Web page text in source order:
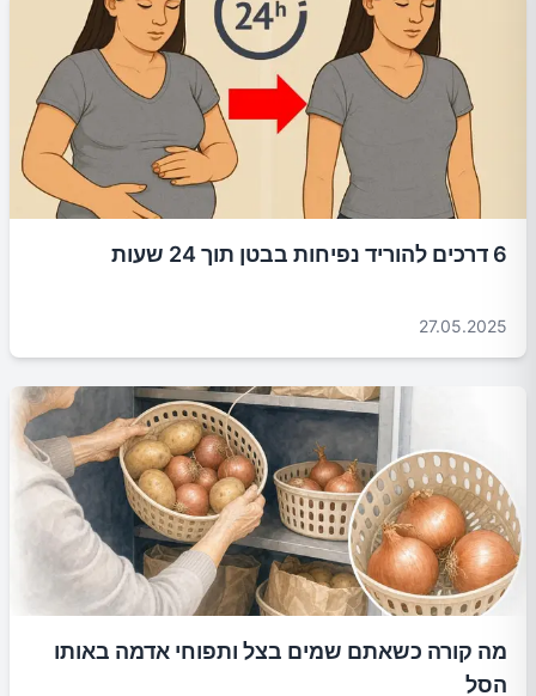
6 דרכים להוריד נפיחות בבטן תוך 24 שעות
27.05.2025
מה קורה כשאתם שמים בצל ותפוחי אדמה באותו
הסל